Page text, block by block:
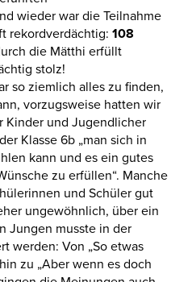
wieder war die Teilnahme
rekordverdächtig: 108
die Mätthi erfüllt
stolz!
so ziemlich alles zu finden,
vorzugsweise hatten wir
Kinder und Jugendlicher
Klasse 6b „man sich in
kann und es ein gutes
zu erfüllen“. Manche
und Schüler gut
ungewöhnlich, über ein
Jungen musste in der
werden: Von „So etwas
zu „Aber wenn es doch